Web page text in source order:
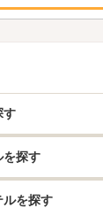
す
を探す
ルを探す